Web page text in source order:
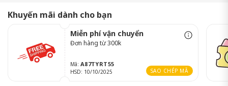
Khuyến mãi dành cho bạn
Miễn phí vận chuyển
Đơn hàng từ 300k
Mã: A87TYRT55
HSD: 10/10/2025 SAO CHÉP MÃ